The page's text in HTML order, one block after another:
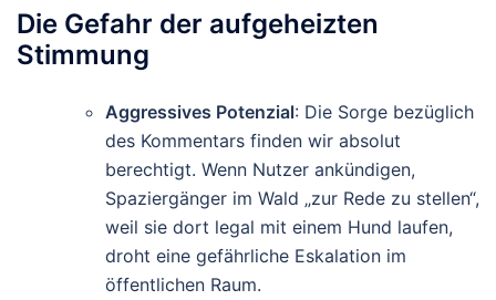
Die Gefahr der aufgeheizten
Stimmung
Aggressives Potenzial: Die Sorge bezüglich
des Kommentars finden wir absolut
berechtigt. Wenn Nutzer ankündigen,
Spaziergänger im Wald „zur Rede zu stellen“,
weil sie dort legal mit einem Hund laufen,
droht eine gefährliche Eskalation im
öffentlichen Raum.